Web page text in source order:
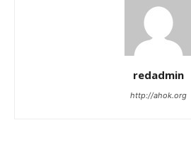
redadmin
http://ahok.org